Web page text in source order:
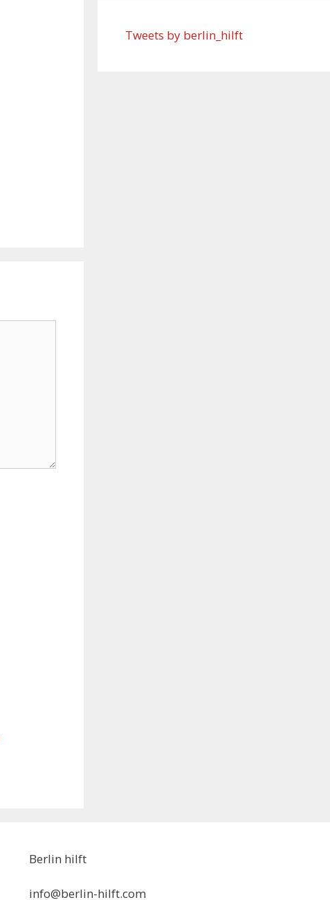
Tweets by berlin_hilft
Berlin hilft
info@berlin-hilft.com